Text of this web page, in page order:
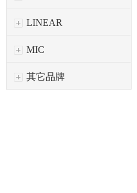
LINEAR
MIC
其它品牌